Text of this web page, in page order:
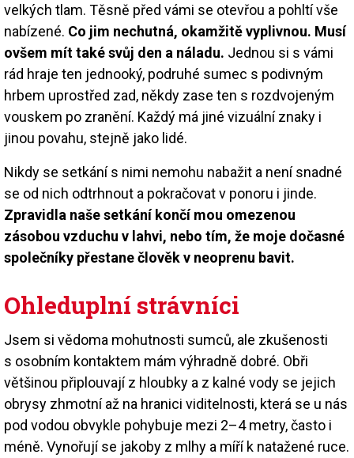
velkých tlam. Těsně před vámi se otevřou a pohltí vše
nabízené. Co jim nechutná, okamžitě vyplivnou. Musí
ovšem mít také svůj den a náladu. Jednou si s vámi
rád hraje ten jednooký, podruhé sumec s podivným
hrbem uprostřed zad, někdy zase ten s rozdvojeným
vouskem po zranění. Každý má jiné vizuální znaky i
jinou povahu, stejně jako lidé.
Nikdy se setkání s nimi nemohu nabažit a není snadné
se od nich odtrhnout a pokračovat v ponoru i jinde.
Zpravidla naše setkání končí mou omezenou
zásobou vzduchu v lahvi, nebo tím, že moje dočasné
společníky přestane člověk v neoprenu bavit.
Ohleduplní strávníci
Jsem si vědoma mohutnosti sumců, ale zkušenosti
s osobním kontaktem mám výhradně dobré. Obři
většinou připlouvají z hloubky a z kalné vody se jejich
obrysy zhmotní až na hranici viditelnosti, která se u nás
pod vodou obvykle pohybuje mezi 2–4 metry, často i
méně. Vynořují se jakoby z mlhy a míří k natažené ruce.